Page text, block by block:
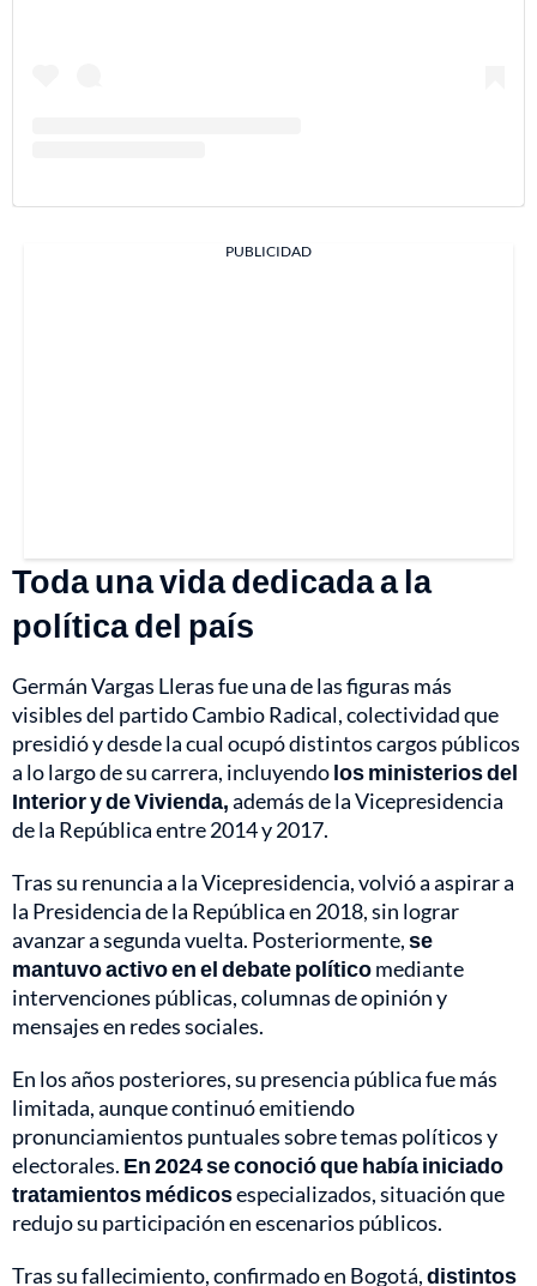
PUBLICIDAD
Toda una vida dedicada a la
política del país
Germán Vargas Lleras fue una de las figuras más
visibles del partido Cambio Radical, colectividad que
presidió y desde la cual ocupó distintos cargos públicos
a lo largo de su carrera, incluyendolos ministerios del
Interior y de Vivienda,además de la Vicepresidencia
de la República entre 2014 y 2017.
Tras su renuncia a la Vicepresidencia, volvió a aspirar a
la Presidencia de la República en 2018, sin lograr
avanzar a segunda vuelta. Posteriormente,se
mantuvo activo en el debate políticomediante
intervenciones públicas, columnas de opinión y
mensajes en redes sociales.
En los años posteriores, su presencia pública fue más
limitada, aunque continuó emitiendo
pronunciamientos puntuales sobre temas políticos y
electorales. En 2024 se conoció que había iniciado
tratamientos médicosespecializados, situación que
redujo su participación en escenarios públicos.
Tras su fallecimiento, confirmado en Bogotá,distintos